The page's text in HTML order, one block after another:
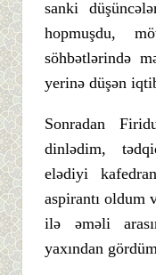
sanki
hopmuşdu,
söhbətlərində
yerinə düşən
Sonradan
dinlədim,
elədiyi
aspirantı oldum
ilə əməli
yaxından